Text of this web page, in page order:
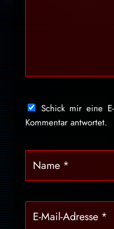
Schick mir eine
Kommentar antwortet.